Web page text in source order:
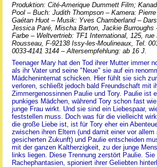
Produktion: Cité-Amerique Dummett Film;
Pool – Buch: Judith Thompson – Kamera:
Gaétan Huot – Musik: Yves Chamberland –
Jessica Paré, Mischa Barton, Jackie Burroughs
Farbe – Weltvertrieb: TF1 International, 125, rue
Rousseau, F-92138 Issy-les-Moulineaux, Tel.
0033-4141 3144 – Altersempfehlung: ab 16 J.
Teenager Mary hat den Tod ihrer Mutter immer
als ihr Vater und seine "Neue" sie auf ein
Mädcheninternat schicken. Hier fühlt sie sich
verloren, schließt jedoch bald Freundschaft mit
Zimmergenossinnen Paulie und Tory. Paulie ist
punkiges Mädchen, während Tory schon fast
junge Frau wirkt. Und sie sind ein Liebespaar,
feststellen muss. Doch was für die vielleicht
die große Liebe ist, ist für Tory eher ein
zwischen ihren Eltern (und damit einer vor allem
gesicherten Zukunft) und Paulie entscheiden
mit der ganzen Kaltherzigkeit, zu der junge
links liegen. Diese Trennung zerstört Paulie.
Rachephantasien, spioniert ihrer Geliebten